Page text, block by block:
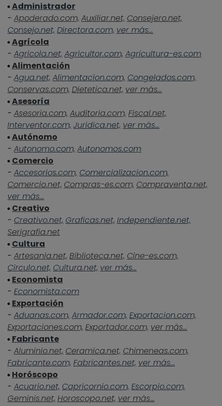
Administrador
- Apoderado.com, Auxiliar.net, Consejero.net,
Consejo.net, Directora.com, ver más...
Agrícola
- Agricola.net, Agricultor.com, Agricultura-es.com
Alimentación
- Agua.net, Alimentacion.com, Congelados.com,
Conservas.com, Dietetica.net, ver más...
Asesoría
- Asesoria.com, Auditoria.com, Fiscal.net,
Interventor.com, Juridica.net, ver más...
Autónomo
- Autonomo.com, Autonomos.com
Comercio
- Accesorios.com, Comercializacion.com,
Comercio.net, Compras-es.com, Compraventa.net,
ver más...
Creativo
- Creativo.net, Graficas.net, Independiente.net,
Serigrafia.net
Cultura
- Artesania.net, Biblioteca.net, Cine-es.com,
Circulo.net, Cultura.net, ver más...
Economista
- Economista.com
Exportación
- Aduanas.com, Armador.com, Exportacion.com,
Exportaciones.com, Exportador.com, ver más...
Fabricante
- Aluminio.net, Ceramica.net, Chimeneas.com,
Fabricante.com, Fabricantes.net, ver más...
Horóscopo
- Acuario.net, Capricornio.com, Escorpio.com,
Geminis.net, Horoscopo.net, ver más...